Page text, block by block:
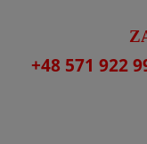
+48 571 922